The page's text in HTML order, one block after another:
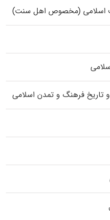
اسلامی (مخصوص اهل سنت)
تاریخ فرهنگ و تمدن اسلامی